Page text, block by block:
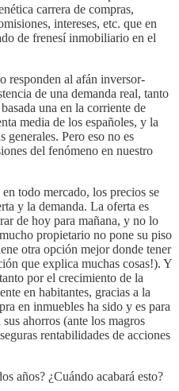
carrera de compras,
intereses, etc. que en
de frenesí inmobiliario en el
responden al afán inversor-
de una demanda real, tanto
una en la corriente de
media de los españoles, y la
generales. Pero eso no es
del fenómeno en nuestro
todo mercado, los precios se
y la demanda. La oferta es
de hoy para mañana, y no lo
propietario no pone su piso
otra opción mejor donde tener
que explica muchas cosas!). Y
por el crecimiento de la
en habitantes, gracias a la
en inmuebles ha sido y es para
ahorros (ante los magros
rentabilidades de acciones
años? ¿Cuándo acabará esto?